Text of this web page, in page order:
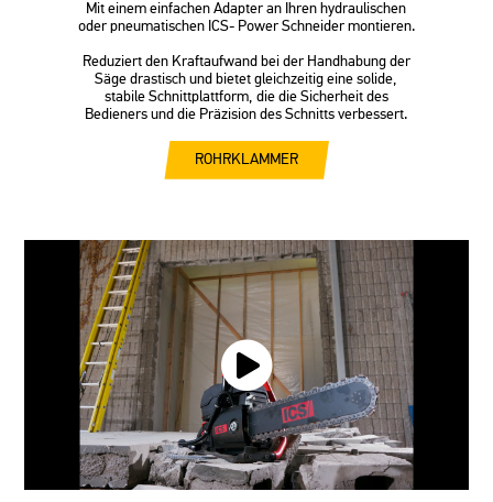
Mit einem einfachen Adapter an Ihren hydraulischen
oder pneumatischen ICS- Power Schneider montieren.
Reduziert den Kraftaufwand bei der Handhabung der
Säge drastisch und bietet gleichzeitig eine solide,
stabile Schnittplattform, die die Sicherheit des
Bedieners und die Präzision des Schnitts verbessert.
ROHRKLAMMER